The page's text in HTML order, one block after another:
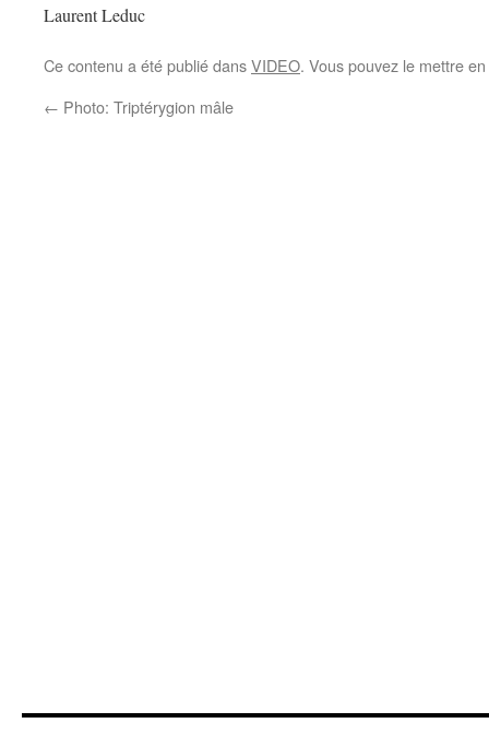
Laurent Leduc
Ce contenu a été publié dansVIDEO. Vous pouvez le mettre
← Photo: Triptérygion mâle